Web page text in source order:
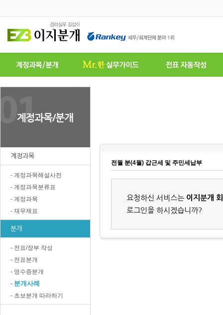
계정과목
- 계정과목해설사전
- 계정과목분류표
- 계정과목
- 재무제표
분개
- 전표/장부 작성
- 전표분개
- 영수증분개
- 분개사례
- 초보분개 따라하기
전월 분(4월) 갑근세 및 주민세납부
요청하신 서비스는 이지분개
로그인을 하시겠습니까?